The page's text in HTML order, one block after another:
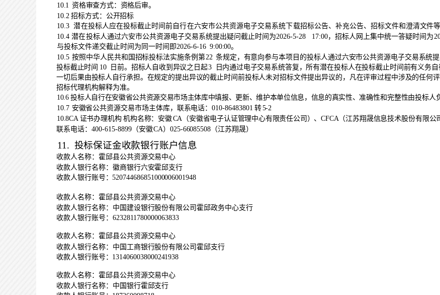
10.1 资格审查方式： 资格后审。
10.2招标方式： 公开招标
10.3潜在投标人应在投标截止时间前自行在六安市公共资源电子交易系统下载招标公告、补充公告、招标文件和澄清文件等
10.4潜在投标人通过六安市公共资源电子交易系统提出疑问截止时间为2026-5-28 17:00，招标人网上集中统一答疑时间为
与投标文件递交截止时间为同一时间即2026-6-169:00:00。
10.5 按照中华人民共和国招标投标法实施条例第22 条规定，有意向参与本项目的投标人通过六安市公共资源电子交易系统
投标截止时间 10 日前。招标人自收到异议之日起3 日内通过电子交易系统答复，所有潜在投标人在投标截止时间前有义务
一切后果由投标人自行承担。在规定的提出异议的截止时间前投标人未对招标文件提出异议的，凡在评审过程中涉及的任何
招标代理机构解释为准。
10.6投标人自行在安徽省公共资源交易市场主体库中填报、更新、维护本单位信息，信息的真实性、 准确性和完整性由投标人
10.7 安徽省公共资源交易市场主体库，联系电话：010-86483801转5-2
10.8CA 证书办理机构 机构名称：安徽CA （安徽省电子认证管理中心有限责任公司）、CFCA （江苏翔晟信息技术股份有限公
联系电话： 400-615-8899 （安徽CA） 025-66085508 （江苏翔晟）
11. 投标保证金收款银行账户信息
收款人名称：霍邱县公共资源交易中心
收款人银行名称： 徽商银行六安霍邱支行
收款人银行账号：520744686851000006001948
收款人名称：霍邱县公共资源交易中心
收款人银行名称：中国建设银行股份有限公司霍邱政务中心支行
收款人银行账号： 6232811780000063833
收款人名称：霍邱县公共资源交易中心
收款人银行名称：中国工商银行股份有限公司霍邱支行
收款人银行账号： 1314060038000241938
收款人名称：霍邱县公共资源交易中心
收款人银行名称：中国银行霍邱支行